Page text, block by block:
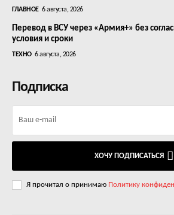
ГЛАВНОЕ 6 августа, 2026
Перевод в ВСУ через «Армия+» без
условия и сроки
ТЕХНО 6 августа, 2026
Подписка
ХОЧУ ПОДПИСАТЬСЯ
Я прочитал о принимаю Политику